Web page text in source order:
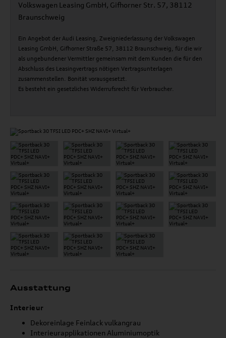
Volkswagen Leasing GmbH, Gifhorner Str. 57, 38112
Braunschweig
Ein Angebot der Audi Leasing, Zweigniederlassung der Volkswagen
Leasing GmbH, Gifhorner Straße 57, 38112 Braunschweig, für die wir
als ungebundener Vermittler gemeinsam mit dem Kunden die für den
Abschluss des Leasingvertrags nötigen Vertragsunterlagen
zusammenstellen. Bonität vorausgesetzt.
Es besteht ein gesetzliches Widerrufsrecht für Verbraucher.
Ausstattung
Interieur
Dekoreinlage Feinlack vulkangrau
Interieurapplikationen Aluminiumoptik